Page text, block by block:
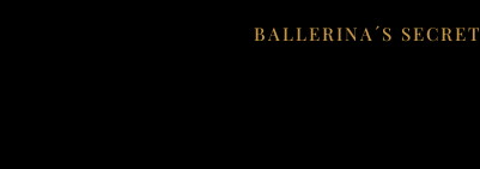
BALLERINA´S SECRET